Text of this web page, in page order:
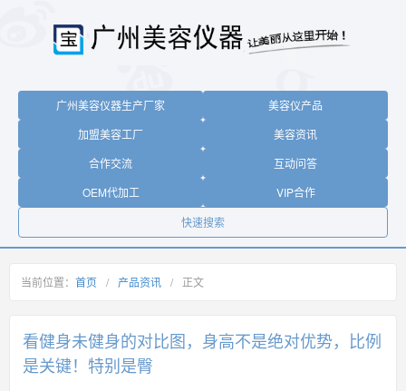
广州美容仪器生产厂家
美容仪产品
加盟美容工厂
美容资讯
合作交流
互动问答
OEM代加工
VIP合作
快速搜索
当前位置： 首页 / 产品资讯 / 正文
看健身未健身的对比图，身高不是绝对优势，比例
是关键！特别是臀